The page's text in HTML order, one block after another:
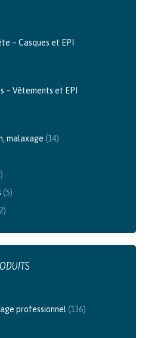
– Casques et EPI
– Vêtements et EPI
malaxage (14)
(5)
professionnel (136)